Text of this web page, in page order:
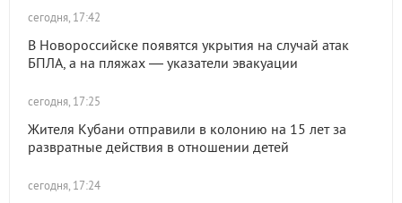
сегодня, 17:42
В Новороссийске появятся укрытия на случай атак
БПЛА, а на пляжах — указатели эвакуации
сегодня, 17:25
Жителя Кубани отправили в колонию на 15 лет за
развратные действия в отношении детей
сегодня, 17:24